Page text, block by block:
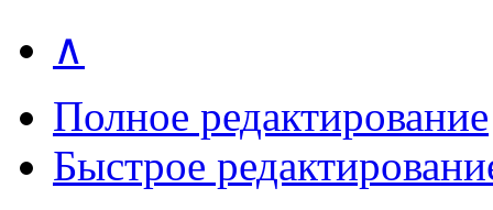
∧
Полное редактирование
Быстрое